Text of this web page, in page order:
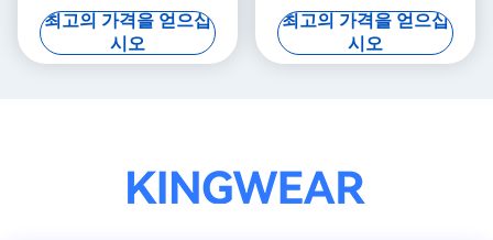
레임과 300mAh 배터리
최고의 가격을 얻으십
시오
최고의 가격을 얻으십
시오